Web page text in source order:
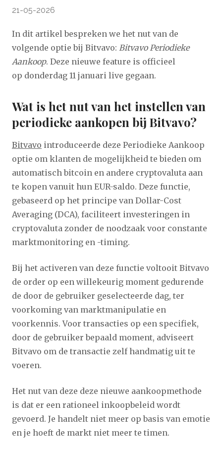
21-05-2026
I n dit artikel bespreken we het nut van de
volgende optie bij Bitvavo: Bitvavo Periodieke
Aankoop. Deze nieuwe feature is officieel
op donderdag 11 januari live gegaan.
Wat is het nut van het instellen van
periodieke aankopen bij Bitvavo?
Bitvavo introduceerde deze Periodieke Aankoop
optie om klanten de mogelijkheid te bieden om
automatisch bitcoin en andere cryptovaluta aan
te kopen vanuit hun EUR-saldo. Deze functie,
gebaseerd op het principe van Dollar-Cost
Averaging (DCA), faciliteert investeringen in
cryptovaluta zonder de noodzaak voor constante
marktmonitoring en -timing.
Bij het activeren van deze functie voltooit Bitvavo
de order op een willekeurig moment gedurende
de door de gebruiker geselecteerde dag, ter
voorkoming van marktmanipulatie en
voorkennis. Voor transacties op een specifiek,
door de gebruiker bepaald moment, adviseert
Bitvavo om de transactie zelf handmatig uit te
voeren.
H et nut van deze deze nieuwe aankoopmethode
is dat er een rationeel inkoopbeleid wordt
gevoerd. Je handelt niet meer op basis van emotie
en je hoeft de markt niet meer te timen.